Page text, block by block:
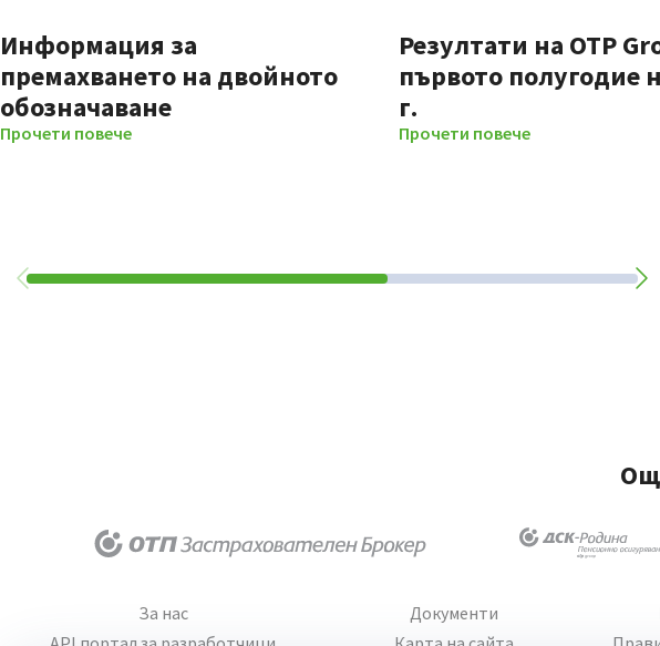
Информация за
премахването на двойното
обозначаване
Прочети повече
Резултати на OTP
първото полугодие
г.
Прочети повече
За нас
Документи